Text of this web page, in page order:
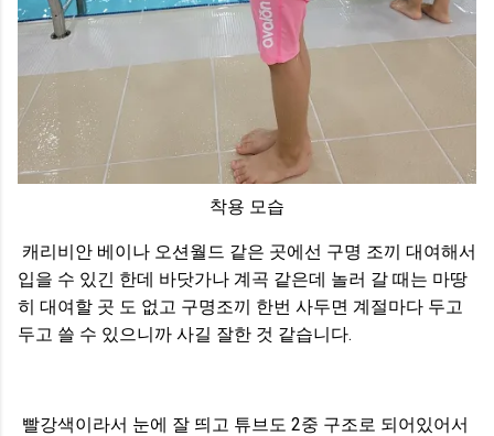
착용 모습
캐리비안 베이나 오션월드 같은 곳에선 구명 조끼 대여해서
입을 수 있긴 한데 바닷가나 계곡 같은데 놀러 갈 때는 마땅
히 대여할 곳 도 없고 구명조끼 한번 사두면 계절마다 두고
두고 쓸 수 있으니까 사길 잘한 것 같습니다.
빨강색이라서 눈에 잘 띄고 튜브도 2중 구조로 되어있어서